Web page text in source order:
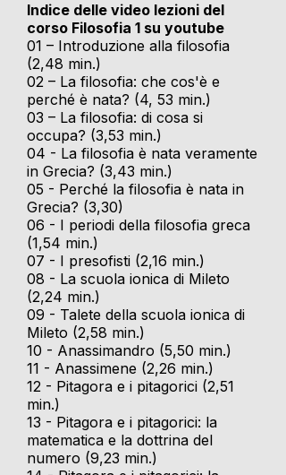
Indice delle video lezioni del
corso Filosofia 1 su youtube
01 – Introduzione alla filosofia
(2,48 min.)
02 – La filosofia: che cos'è e
perché è nata? (4, 53 min.)
03 – La filosofia: di cosa si
occupa? (3,53 min.)
04 - La filosofia è nata veramente
in Grecia? (3,43 min.)
05 - Perché la filosofia è nata in
Grecia? (3,30)
06 - I periodi della filosofia greca
(1,54 min.)
07 - I presofisti (2,16 min.)
08 - La scuola ionica di Mileto
(2,24 min.)
09 - Talete della scuola ionica di
Mileto (2,58 min.)
10 - Anassimandro (5,50 min.)
11 - Anassimene (2,26 min.)
12 - Pitagora e i pitagorici (2,51
min.)
13 - Pitagora e i pitagorici: la
matematica e la dottrina del
numero (9,23 min.)